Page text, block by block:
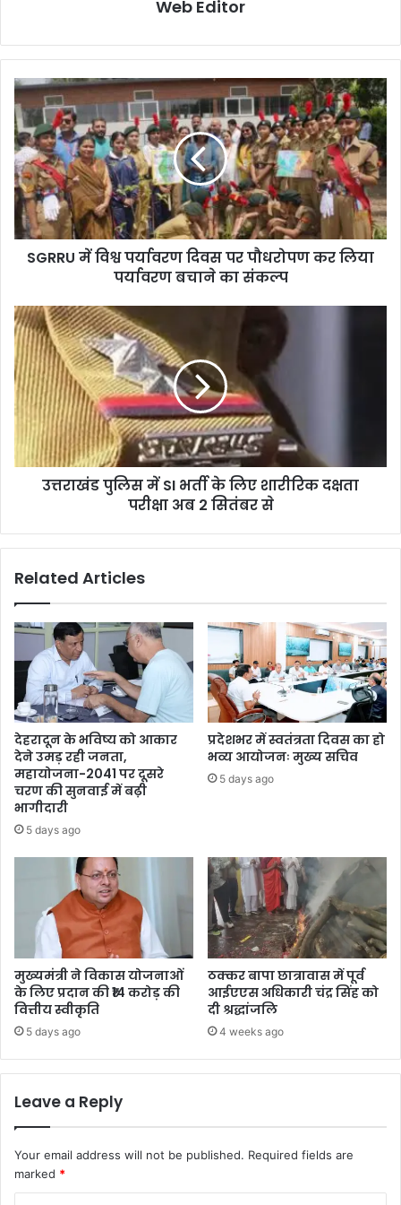
Web Editor
SGRRU में विश्व पर्यावरण दिवस पर पौधरोपण कर लिया
पर्यावरण बचाने का संकल्प
उत्तराखंड पुलिस में SI भर्ती के लिए शारीरिक दक्षता
परीक्षा अब 2 सितंबर से
Related Articles
देहरादून के भविष्य को आकार
देने उमड़ रही जनता,
महायोजना-2041 पर दूसरे
चरण की सुनवाई में बढ़ी
भागीदारी
5 days ago
प्रदेशभर में स्वतंत्रता दिवस का हो
भव्य आयोजनः मुख्य सचिव
5 days ago
मुख्यमंत्री ने विकास योजनाओं
के लिए प्रदान की ₹14 करोड़ की
वित्तीय स्वीकृति
5 days ago
ठक्कर बापा छात्रावास में पूर्व
आईएएस अधिकारी चंद्र सिंह को
दी श्रद्धांजलि
4 weeks ago
Leave a Reply
Your email address will not be published. Required fields are
marked *